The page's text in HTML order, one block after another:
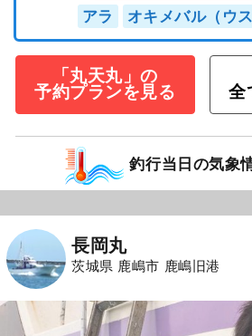
アラ オキメバル（ウ
「丸天丸」の
予約プランを見る
全
釣行当日の気象
長岡丸
茨城県 鹿嶋市 鹿嶋旧港